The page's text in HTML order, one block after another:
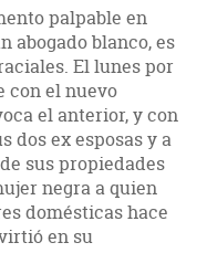
palpable en
abogado blanco, es
El lunes por
con el nuevo
el anterior, y con
dos ex esposas y a
sus propiedades
negra a quien
domésticas hace
en su